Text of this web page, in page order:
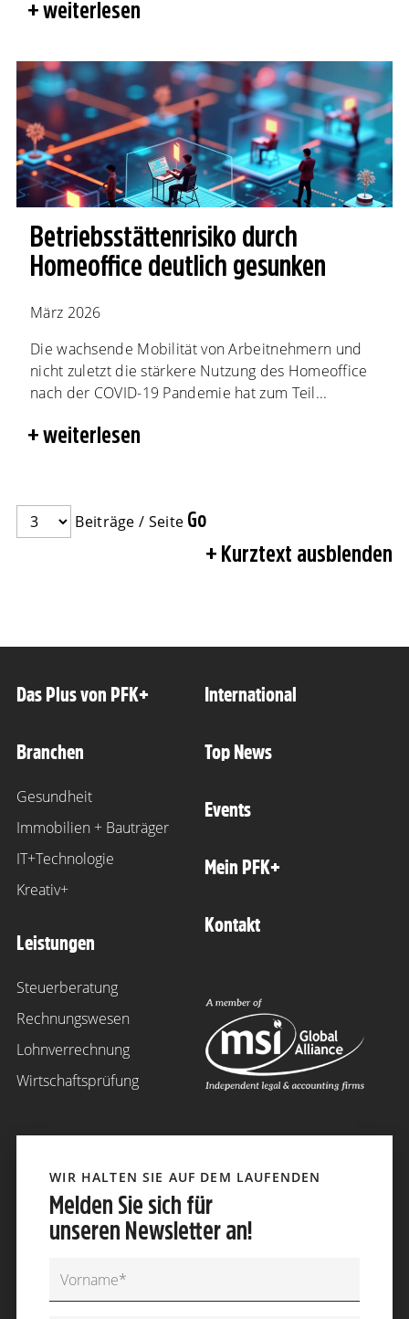
weiterlesen
Betriebsstättenrisiko durch
Homeoffice deutlich gesunken
März 2026
Die wachsende Mobilität von Arbeitnehmern und
nicht zuletzt die stärkere Nutzung des Homeoffice
nach der COVID-19 Pandemie hat zum Teil...
weiterlesen
Beiträge / Seite
Kurztext ausblenden
Das Plus von PFK+
Branchen
Gesundheit
Immobilien + Bauträger
IT+Technologie
Kreativ+
Leistungen
Steuerberatung
Rechnungswesen
Lohnverrechnung
Wirtschaftsprüfung
International
Top News
Events
Mein PFK+
Kontakt
WIR HALTEN SIE AUF DEM LAUFENDEN
Melden Sie sich für
unseren Newsletter an!